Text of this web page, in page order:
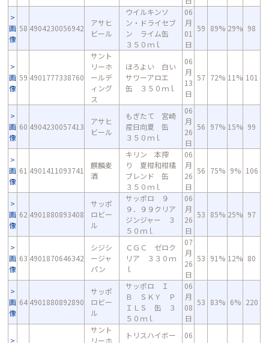
画
像
58 4904230056942
アサヒ
ビール
ウイルキンソ
ン・ドライセブ
ン ライム缶
３５０ｍｌ
06
月
01
日
59 89% 29% 98
画
像
59 4901777338760
サント
リーホ
ールデ
ィング
ス
ほろよい 白い
サワーアロエ
缶 ３５０ｍｌ
06
月
13
日
57 72% 11% 101
画
像
60 4904230057413
アサヒ
ビール
もぎたて 宮崎
産日向夏 缶
３５０ｍｌ
06
月
26
日
56 97% 15% 99
画
像
61 4901411093741
麒麟麦
酒
キリン 本搾
り 夏柑和柑橘
ブレンド 缶
３５０ｍｌ
06
月
26
日
56 75% 9% 106
画
像
62 4901880893408
サッポ
ロビー
ル
サッポロ ９
９．９９クリア
ジンジャー ３
５０ｍｌ
06
月
26
日
53 85% 25% 97
画
像
63 4901870646342
シジシ
ージャ
パン
ＣＧＣ ゼロク
リア ３３０ｍ
ｌ
07
月
26
日
53 91% 12% 80
画
像
64 4901880892890
サッポ
ロビー
ル
サッポロ Ｉ
Ｂ ＳＫＹ Ｐ
ＩＬＳ 缶 ３
５０ｍｌ
06
月
08
日
53 83% 6% 220
サント
リーホ
トリスハイボー
06